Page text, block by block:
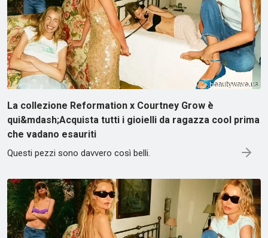
La collezione Reformation x Courtney Grow è
qui&mdash;Acquista tutti i gioielli da ragazza cool prima
che vadano esauriti
Questi pezzi sono davvero così belli.